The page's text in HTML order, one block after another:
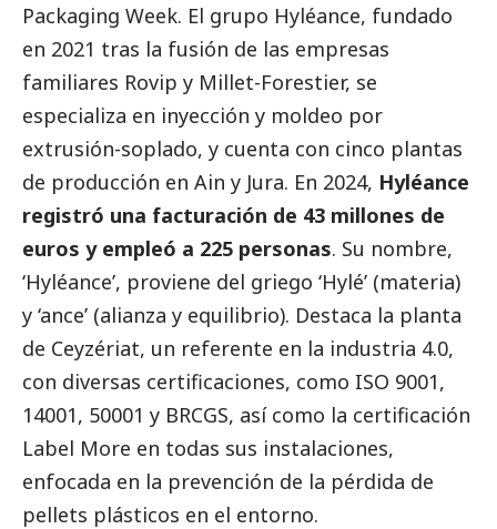
Packaging Week. El grupo Hyléance, fundado
en 2021 tras la fusión de las empresas
familiares Rovip y Millet-Forestier, se
especializa en inyección y moldeo por
extrusión-soplado, y cuenta con cinco plantas
de producción en Ain y Jura. En 2024, Hyléance
registró una facturación de 43 millones de
euros y empleó a 225 personas. Su nombre,
‘Hyléance’, proviene del griego ‘Hylé’ (materia)
y ‘ance’ (alianza y equilibrio). Destaca la planta
de Ceyzériat, un referente en la industria 4.0,
con diversas certificaciones, como ISO 9001,
14001, 50001 y BRCGS, así como la certificación
Label More en todas sus instalaciones,
enfocada en la prevención de la pérdida de
pellets plásticos en el entorno.